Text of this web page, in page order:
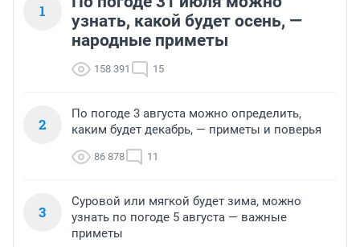
1
узнать, какой будет осень, —
народные приметы
158 391 15
2
По погоде 3 августа можно определить,
каким будет декабрь, — приметы и поверья
86 878 11
3
Суровой или мягкой будет зима, можно
узнать по погоде 5 августа — важные
приметы